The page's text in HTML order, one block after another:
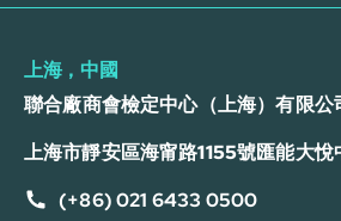
上海，中國
聯合廠商會檢定中心（上海）有限公
上海市靜安區海甯路1155號匯能大
(+86) 021 6433 0500